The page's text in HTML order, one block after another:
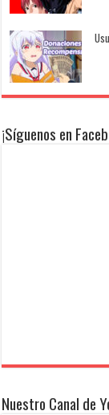
¡Síguenos en
Nuestro Canal de